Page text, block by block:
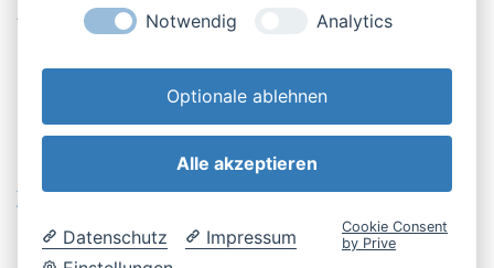
Anfahrt & Kontakt
Retouren-Portal
AGB & Kundeninfo
Widerrufsbelehrung
Datenschutzerklärung
Notwendig Analytics
Optionale ablehnen
Alle akzeptieren
Datenschutz
Impressum
Cookie Consent
by Prive